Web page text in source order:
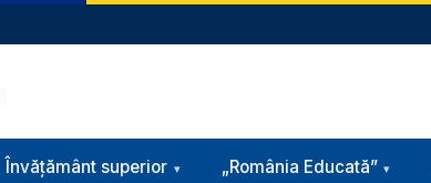
Învățământ superior „România Educată”